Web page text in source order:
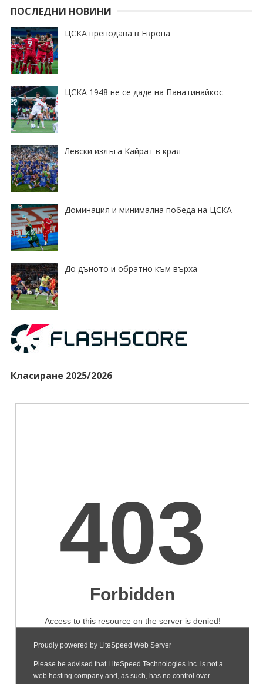
ПОСЛЕДНИ НОВИНИ
ЦСКА преподава в Европа
ЦСКА 1948 не се даде на Панатинайкос
Левски излъга Кайрат в края
Доминация и минимална победа на ЦСКА
До дъното и обратно към върха
Класиране 2025/2026